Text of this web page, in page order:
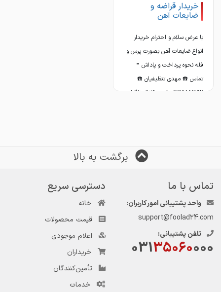
فولادی | اعتماد
خریدار قراضه و
ضایعات آهن
با عرض سلام و احترام خریدار
انواع ضایعات آهن بصورت پرس و
فله نحوه پرداخت و پاداش =
تماس ☎️ مهدی تنظیفیان ☎️
09125882717 آدرس کانال تلگرام:
برگشت به بالا
تماس با ما
واحد پشتیبانی امور کاربران:
support@foolad24.com
تلفن پشتیبانی:
03135060000
دسترسی سریع
خانه
قیمت محصولات
اعلام موجودی
خریداران
تأمین‌کنندگان
خدمات